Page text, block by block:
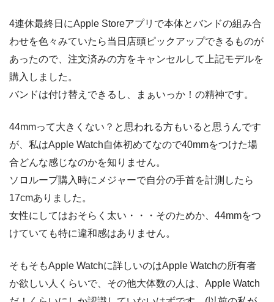
4連休最終日にApple Storeアプリで本体とバンドの組み合
わせを色々みていたら当日店頭ピックアップできるものが
あったので、注文済みの方をキャンセルして上記モデルを
購入しました。
バンドは付け替えできるし、まぁいっか！の精神です。
44mmって大きくない？と思われる方もいると思うんです
が、私はApple Watch自体初めてなので40mmをつけた場
合どんな感じなのかを知りません。
ソロループ購入時にメジャーで自分の手首を計測したら
17cmありました。
女性にしてはおそらく太い・・・そのためか、44mmをつ
けていても特に違和感はありません。
そもそもApple Watchに詳しいのはApple Watchの所有者
か欲しい人くらいで、その他大体数の人は、Apple Watch